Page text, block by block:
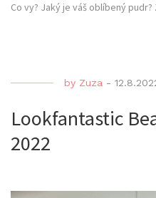
Co vy? Jaký je váš oblíbený
by Zuza -
Lookfantastic
2022